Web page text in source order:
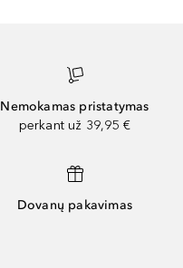
Nemokamas pristatymas
perkant už 39,95 €
Dovanų pakavimas